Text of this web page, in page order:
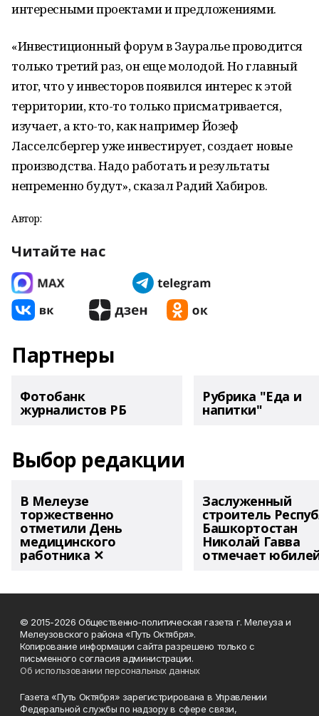
интересными проектами и предложениями.
«Инвестиционный форум в Зауралье проводится
только третий раз, он еще молодой. Но главный
итог, что у инвесторов появился интерес к этой
территории, кто-то только присматривается,
изучает, а кто-то, как например Йозеф
Ласселсбергер уже инвестирует, создает новые
производства. Надо работать и результаты
непременно будут», сказал Радий Хабиров.
Автор:
Читайте нас
Партнеры
Фотобанк
журналистов РБ
Рубрика "Еда и
напитки"
Выбор редакции
В Мелеузе
торжественно
отметили День
медицинского
работника ✕
Заслуженный
строитель
Башкортостан
Николай Гавва
отмечает
© 2015-2026 Общественно-политическая газета г. Мелеуза и
Мелеузовского района «Путь Октября».
Копирование информации сайта разрешено только с
письменного согласия администрации.
Об использовании персональных данных
Газета «Путь Октября» зарегистрирована в Управлении
Федеральной службы по надзору в сфере связи,